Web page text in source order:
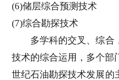
(6)储层综合预测技术
(7)综合勘探技术
多学科的交叉、综合
技术的综合运用，多个部
世纪石油勘探技术发展的